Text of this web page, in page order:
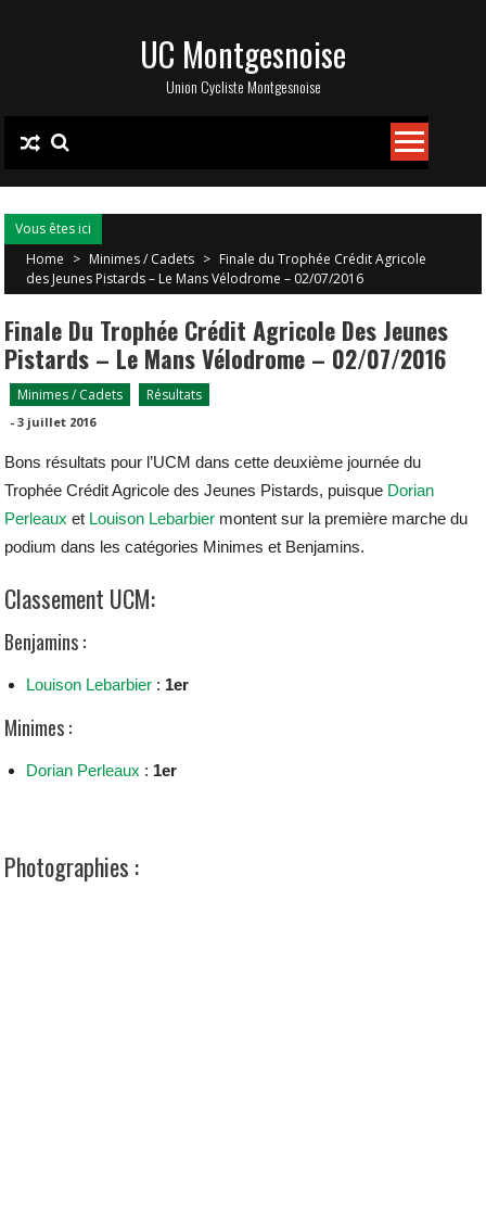
UC Montgesnoise
Union Cycliste Montgesnoise
Vous êtes ici
Home > Minimes / Cadets > Finale du Trophée Crédit Agricole
des Jeunes Pistards – Le Mans Vélodrome – 02/07/2016
Finale Du Trophée Crédit Agricole Des Jeunes
Pistards – Le Mans Vélodrome – 02/07/2016
Minimes / Cadets Résultats
-3 juillet 2016
Bons résultats pour l’UCM dans cette deuxième journée du
Trophée Crédit Agricole des Jeunes Pistards, puisque Dorian
Perleaux et Louison Lebarbier montent sur la première marche du
podium dans les catégories Minimes et Benjamins.
Classement UCM:
Benjamins :
Louison Lebarbier : 1er
Minimes :
Dorian Perleaux : 1er
Photographies :